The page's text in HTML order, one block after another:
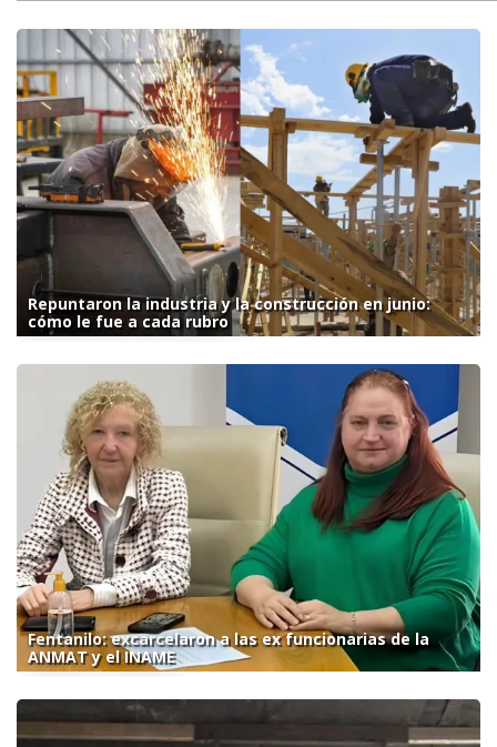
Repuntaron la industria y la construcción en junio:
cómo le fue a cada rubro
Fentanilo: excarcelaron a las ex funcionarias de la
ANMAT y el INAME